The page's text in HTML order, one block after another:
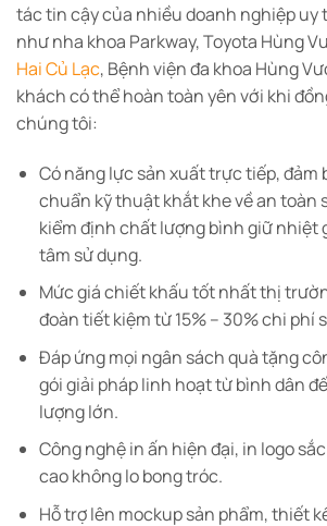
tác tin cậy của nhiều doanh nghiệp uy
như nha khoa Parkway, Toyota Hùng
Hai Củ Lạc, Bệnh viện đa khoa Hùng
khách có thể hoàn toàn yên với khi
chúng tôi:
Có năng lực sản xuất trực tiếp, đảm
chuẩn kỹ thuật khắt khe về an toàn
kiểm định chất lượng bình giữ nhiệt
tâm sử dụng.
Mức giá chiết khấu tốt nhất thị
đoàn tiết kiệm từ 15% – 30% chi phí
Đáp ứng mọi ngân sách quà tặng
gói giải pháp linh hoạt từ bình dân
lượng lớn.
Công nghệ in ấn hiện đại, in logo
cao không lo bong tróc.
Hỗ trợ lên mockup sản phẩm, thiết